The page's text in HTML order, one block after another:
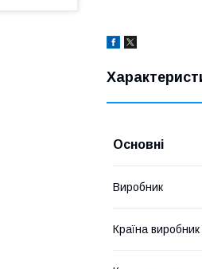
Основні
Виробник
Країна виробник